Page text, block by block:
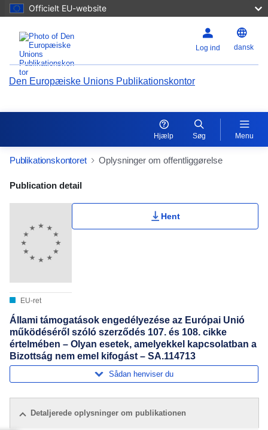
Officielt EU-website
Log ind dansk
Den Europæiske Unions Publikationskontor
Hjælp Søg Menu
Publikationskontoret Oplysninger om offentliggørelse
Publication Detail Actions Portlet
Publication detail
EU-ret
Hent
Állami támogatások engedélyezése az Európai Unió
működéséről szóló szerződés 107. és 108. cikke
értelmében – Olyan esetek, amelyekkel kapcsolatban a
Bizottság nem emel kifogást – SA.114713
Sådan henviser du
Detaljerede oplysninger om publikationen